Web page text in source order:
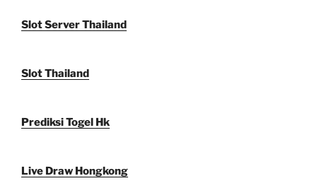
Slot Server Thailand
Slot Thailand
Prediksi Togel Hk
Live Draw Hongkong